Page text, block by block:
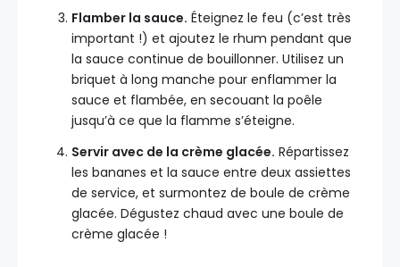
Flamber la sauce. Éteignez le feu (c’est très
important !) et ajoutez le rhum pendant que
la sauce continue de bouillonner. Utilisez un
briquet à long manche pour enflammer la
sauce et flambée, en secouant la poêle
jusqu’à ce que la flamme s’éteigne.
Servir avec de la crème glacée. Répartissez
les bananes et la sauce entre deux assiettes
de service, et surmontez de boule de crème
glacée. Dégustez chaud avec une boule de
crème glacée !